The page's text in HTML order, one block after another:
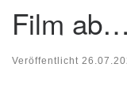
Film ab…
Veröffentlicht